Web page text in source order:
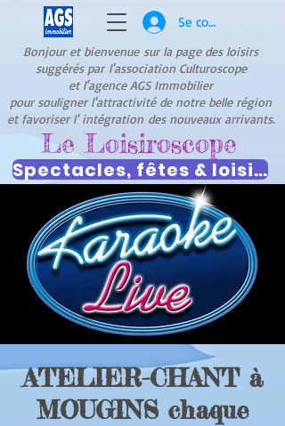
Se connecter
Bonjour et bienvenue sur la page des loisirs
suggérés parl'association Culturoscope
et l'agence AGS Immobilier
pour souligner l'attractivité de notre belle région
et favoriser l' intégration des nouveaux arrivants.
Le Loisiroscope
Spectacles, fêtes & loisirs
ATELIER-CHANT à
MOUGINS chaque